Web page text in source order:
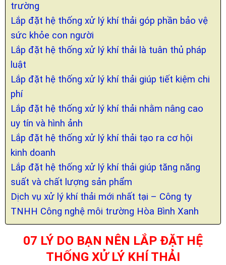
trường
Lắp đặt hệ thống xử lý khí thải góp phần bảo vệ
sức khỏe con người
Lắp đặt hệ thống xử lý khí thải là tuân thủ pháp
luật
Lắp đặt hệ thống xử lý khí thải giúp tiết kiệm chi
phí
Lắp đặt hệ thống xử lý khí thải nhằm nâng cao
uy tín và hình ảnh
Lắp đặt hệ thống xử lý khí thải tạo ra cơ hội
kinh doanh
Lắp đặt hệ thống xử lý khí thải giúp tăng năng
suất và chất lượng sản phẩm
Dịch vụ xử lý khí thải mới nhất tại – Công ty
TNHH Công nghệ môi trường Hòa Bình Xanh
07 LÝ DO BẠN NÊN LẮP ĐẶT HỆ
THỐNG XỬ LÝ KHÍ THẢI